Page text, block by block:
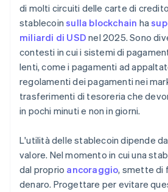
di molti circuiti delle carte di
stablecoinsulla blockchain ha
miliardi di USD nel 2025. Sono
contesti in cui i sistemi di
lenti, come i pagamenti ad
regolamenti dei pagamenti nei
trasferimenti di tesoreria che
in pochi minuti e non in giorni.
L'utilità delle stablecoin dipende
valore. Nel momento in cui una
dal proprio ancoraggio, smette di
denaro. Progettare per evitare